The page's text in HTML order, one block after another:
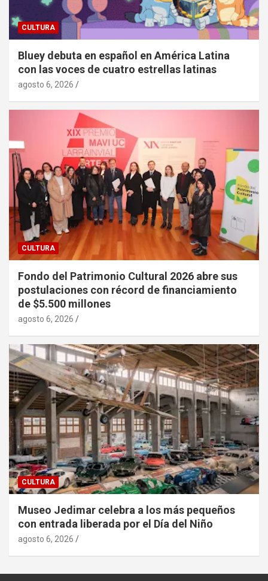
CULTURA
Bluey debuta en español en América Latina
con las voces de cuatro estrellas latinas
agosto 6, 2026
CULTURA
Fondo del Patrimonio Cultural 2026 abre sus
postulaciones con récord de financiamiento
de $5.500 millones
agosto 6, 2026
CULTURA
Museo Jedimar celebra a los más pequeños
con entrada liberada por el Día del Niño
agosto 6, 2026